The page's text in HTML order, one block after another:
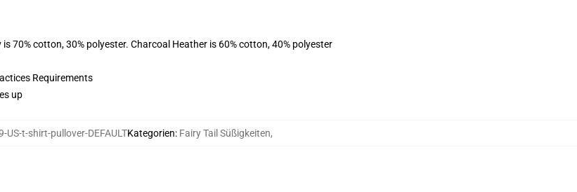
70% cotton, 30% polyester. Charcoal Heather is 60% cotton, 40% polyester
Requirements
up
US-t-shirt-pullover-DEFAULTKategorien: Fairy Tail Süßigkeiten,